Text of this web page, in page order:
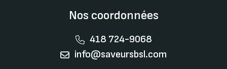
Nos coordonnées
418 724-9068
info@saveursbsl.com